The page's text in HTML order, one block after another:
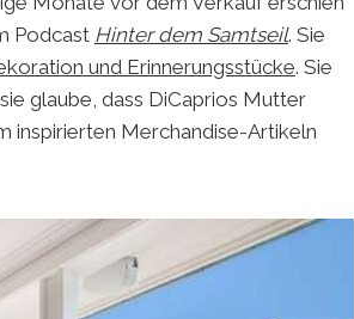
Podcast Hinter dem Samtseil. Sie
und Erinnerungsstücke. Sie
glaube, dass DiCaprios Mutter
inspirierten Merchandise-Artikeln